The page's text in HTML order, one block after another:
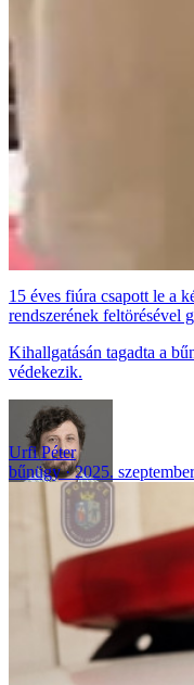
15 éves fiúra csapott le a
rendszerének feltörésével
Kihallgatásán tagadta a
védekezik.
Urfi Péter
bűnügy
2025.